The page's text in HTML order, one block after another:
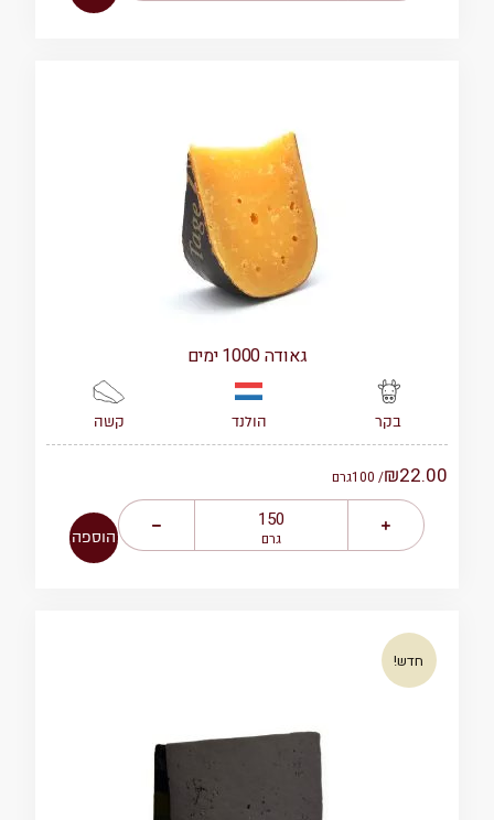
גאודה 1000 ימים
בקר הולנד קשה
₪22.00
/ 100 גרם
גרם הוספה
חדש!